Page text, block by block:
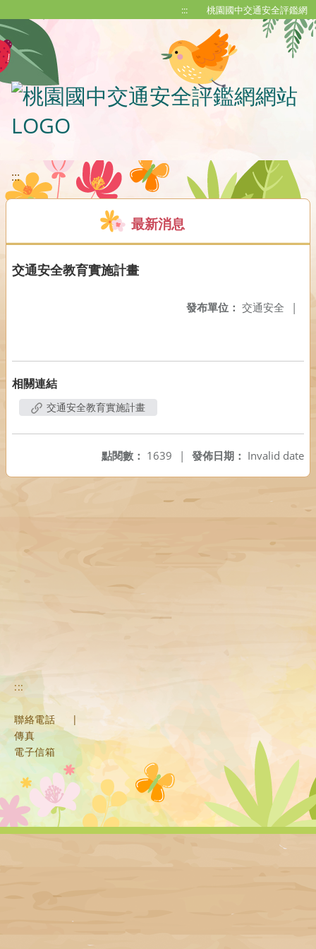
::: 桃園國中交通安全評鑑網
:::
最新消息
交通安全教育實施計畫
發布單位： 交通安全 |
相關連結
交通安全教育實施計畫
發佈日期： Invalid date
點閱數： 1639 |
:::
聯絡電話
|
傳真
電子信箱